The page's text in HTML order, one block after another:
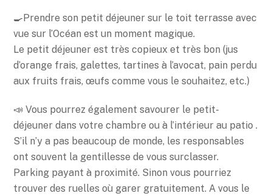
🍳Prendre son petit déjeuner sur le toit terrasse avec
vue sur l’Océan est un moment magique.
Le petit déjeuner est très copieux et très bon (jus
d’orange frais, galettes, tartines à l’avocat, pain perdu
aux fruits frais, œufs comme vous le souhaitez, etc.)
📣 Vous pourrez également savourer le petit-
déjeuner dans votre chambre ou à l’intérieur au patio .
S’il n’y a pas beaucoup de monde, les responsables
ont souvent la gentillesse de vous surclasser.
Parking payant à proximité. Sinon vous pourriez
trouver des ruelles où garer gratuitement. A vous le